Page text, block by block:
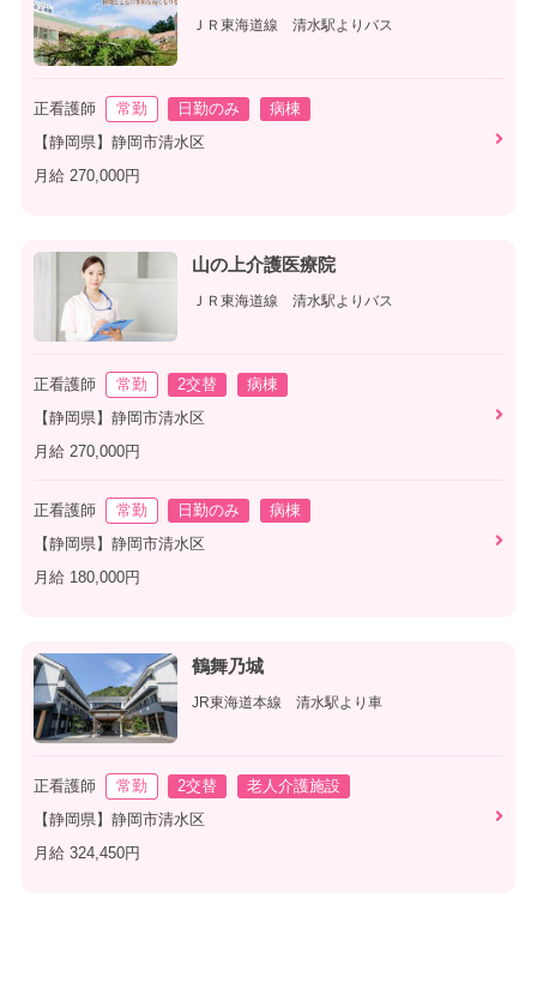
ＪＲ東海道線 清水駅よりバス
正看護師 常勤 日勤のみ
病棟
【静岡県】静岡市清水区
月給 270,000円
山の上介護医療院
ＪＲ東海道線 清水駅よりバス
正看護師 常勤 2交替
病棟
【静岡県】静岡市清水区
月給 270,000円
正看護師 常勤 日勤のみ
病棟
【静岡県】静岡市清水区
月給 180,000円
鶴舞乃城
JR東海道本線 清水駅より車
正看護師 常勤 2交替
老人介護施設
【静岡県】静岡市清水区
月給 324,450円